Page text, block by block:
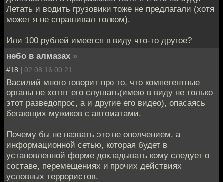
Летать и водить грузовики тоже не предлагали (хотя
может я не спрашивал толком).
Или 100 рублей имеется в виду что-то другое?
небо в алмазах »
#18 | 02.08.16 00:21
Василий много говорит про то, что компетентные
органы не хотят его слушать(имею в виду не только
этот разведопрос, а и другие его видео), опасаясь
бегающих мужиков с автоматами.
Почему бы не назвать это не ополчением, а
информационной сетью, которая будет в
установленной форме докладывать кому следует о
составе, перемещениях и прочих действиях
условных террористов.